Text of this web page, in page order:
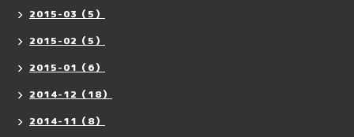
2015-03（5）
2015-02（5）
2015-01（6）
2014-12（18）
2014-11（8）